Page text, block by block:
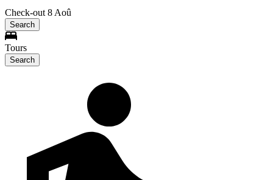
Check-out 8 Aoû
Search
Tours
Search